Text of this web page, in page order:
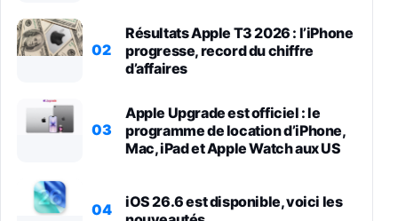
02
Résultats Apple T3 2026 : l’iPhone
progresse, record du chiffre
d’affaires
03
Apple Upgrade est officiel : le
programme de location d’iPhone,
Mac, iPad et Apple Watch aux US
04
iOS 26.6 est disponible, voici les